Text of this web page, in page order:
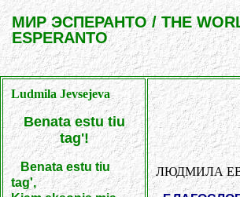
МИР ЭСПЕРАНТО / THE
ESPERANTO
Ludmila Jevsejeva
Benata estu tiu
tag'!
Benata estu tiu
tag',
ЛЮДМИЛА